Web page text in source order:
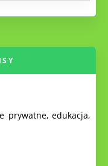
prywatne, edukacja,